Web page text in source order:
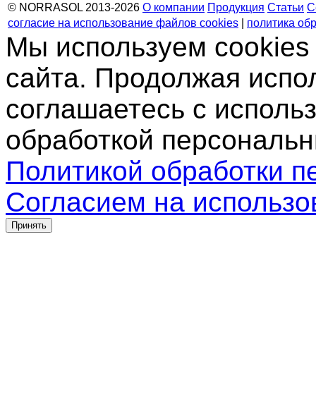
© NORRASOL 2013-2026 О компании Продукция Статьи
согласие на использование файлов cookies
политика
Мы используем cookies
сайта. Продолжая
соглашаетесь с
обработкой
Политикой обработки
Согласием на
Принять